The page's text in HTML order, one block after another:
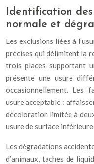
Identification des
normale et
Les exclusions liées à
précises qui délimitent la
trois places supportant
présente une usure
occasionnellement. Les
usure acceptable :
décoloration limitée à
usure de surface
Les dégradations
d’animaux, taches de